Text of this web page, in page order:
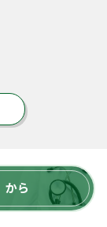
から